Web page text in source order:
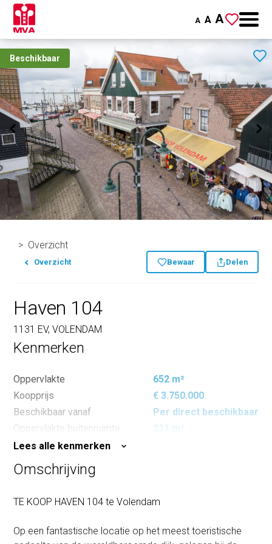
A A A
Beschikbaar
Overzicht
Overzicht Bewaar Delen
Haven 104
1131 EV, VOLENDAM
Kenmerken
Oppervlakte
652 m²
Koopprijs
€ 3.750.000
Beschikbaar vanaf
Per direct beschikbaar
Oppervlakte buitenruimte
231 m²
Lees alle kenmerken
Omschrijving
TE KOOP HAVEN 104 te Volendam
Op een fantastische locatie op het meest toeristische